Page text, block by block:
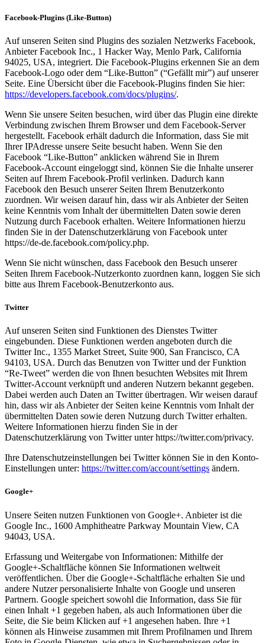
Facebook-Plugins (Like-Button)
Auf unseren Seiten sind Plugins des sozialen Netzwerks Facebook,
Anbieter Facebook Inc., 1 Hacker Way, Menlo Park, California
94025, USA, integriert. Die Facebook-Plugins erkennen Sie an dem
Facebook-Logo oder dem “Like-Button” (“Gefällt mir”) auf unserer
Seite. Eine Übersicht über die Facebook-Plugins finden Sie hier:
https://developers.facebook.com/docs/plugins/.
Wenn Sie unsere Seiten besuchen, wird über das Plugin eine direkte
Verbindung zwischen Ihrem Browser und dem Facebook-Server
hergestellt. Facebook erhält dadurch die Information, dass Sie mit
Ihrer IPAdresse unsere Seite besucht haben. Wenn Sie den
Facebook “Like-Button” anklicken während Sie in Ihrem
Facebook-Account eingeloggt sind, können Sie die Inhalte unserer
Seiten auf Ihrem Facebook-Profil verlinken. Dadurch kann
Facebook den Besuch unserer Seiten Ihrem Benutzerkonto
zuordnen. Wir weisen darauf hin, dass wir als Anbieter der Seiten
keine Kenntnis vom Inhalt der übermittelten Daten sowie deren
Nutzung durch Facebook erhalten. Weitere Informationen hierzu
finden Sie in der Datenschutzerklärung von Facebook unter
https://de-de.facebook.com/policy.php.
Wenn Sie nicht wünschen, dass Facebook den Besuch unserer
Seiten Ihrem Facebook-Nutzerkonto zuordnen kann, loggen Sie sich
bitte aus Ihrem Facebook-Benutzerkonto aus.
Twitter
Auf unseren Seiten sind Funktionen des Dienstes Twitter
eingebunden. Diese Funktionen werden angeboten durch die
Twitter Inc., 1355 Market Street, Suite 900, San Francisco, CA
94103, USA. Durch das Benutzen von Twitter und der Funktion
“Re-Tweet” werden die von Ihnen besuchten Websites mit Ihrem
Twitter-Account verknüpft und anderen Nutzern bekannt gegeben.
Dabei werden auch Daten an Twitter übertragen. Wir weisen darauf
hin, dass wir als Anbieter der Seiten keine Kenntnis vom Inhalt der
übermittelten Daten sowie deren Nutzung durch Twitter erhalten.
Weitere Informationen hierzu finden Sie in der
Datenschutzerklärung von Twitter unter https://twitter.com/privacy.
Ihre Datenschutzeinstellungen bei Twitter können Sie in den Konto-
Einstellungen unter: https://twitter.com/account/settings ändern.
Google+
Unsere Seiten nutzen Funktionen von Google+. Anbieter ist die
Google Inc., 1600 Amphitheatre Parkway Mountain View, CA
94043, USA.
Erfassung und Weitergabe von Informationen: Mithilfe der
Google+-Schaltfläche können Sie Informationen weltweit
veröffentlichen. Über die Google+-Schaltfläche erhalten Sie und
andere Nutzer personalisierte Inhalte von Google und unseren
Partnern. Google speichert sowohl die Information, dass Sie für
einen Inhalt +1 gegeben haben, als auch Informationen über die
Seite, die Sie beim Klicken auf +1 angesehen haben. Ihre +1
können als Hinweise zusammen mit Ihrem Profilnamen und Ihrem